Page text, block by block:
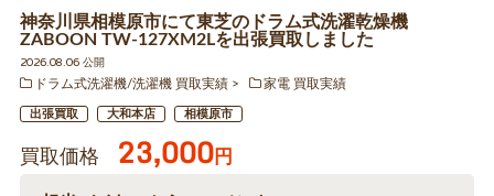
神奈川県相模原市にて東芝のドラム式洗濯乾燥機
ZABOON TW-127XM2Lを出張買取しました
2026.08.06 公開
ドラム式洗濯機/洗濯機 買取実績
家電 買取実績
出張買取 大和本店 相模原市
買取価格 23,000円